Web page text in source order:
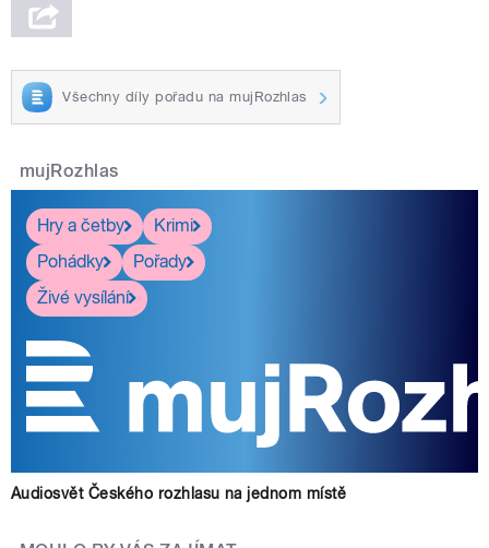
Všechny díly pořadu na mujRozhlas
mujRozhlas
Hry a četby
Krimi
Pohádky
Pořady
Živé vysílání
Audiosvět Českého rozhlasu na jednom místě